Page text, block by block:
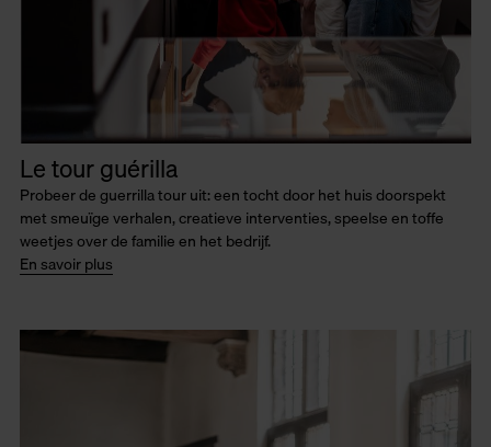
Le tour guérilla
Probeer de guerrilla tour uit: een tocht door het huis doorspekt
met smeuïge verhalen, creatieve interventies, speelse en toffe
weetjes over de familie en het bedrijf.
En savoir plus